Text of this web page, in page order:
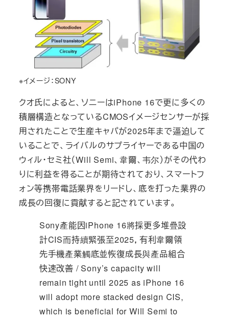
※イメージ：SONY
クオ氏によると、ソニーはiPhone 16で更に多くの
積層構造となっているCMOSイメージセンサーが採
用されたことで生産キャパが2025年まで逼迫して
いることで、ライバルのサプライヤーである中国の
ウィル・セミ社（Will Semi、韋爾、韦尔）がその代わ
りに利益を得ることが期待されており、スマートフ
ォン等携帯電話業界をリードし、底を打った業界の
成長の回復に貢献すると記されています。
Sony產能因iPhone 16將採更多堆疊設
計CIS而持續緊張至2025，有利韋爾領
先手機產業觸底並恢復成長與產品組合
快速改善 / Sony’s capacity will
remain tight until 2025 as iPhone 16
will adopt more stacked design CIS,
which is beneficial for Will Semi to